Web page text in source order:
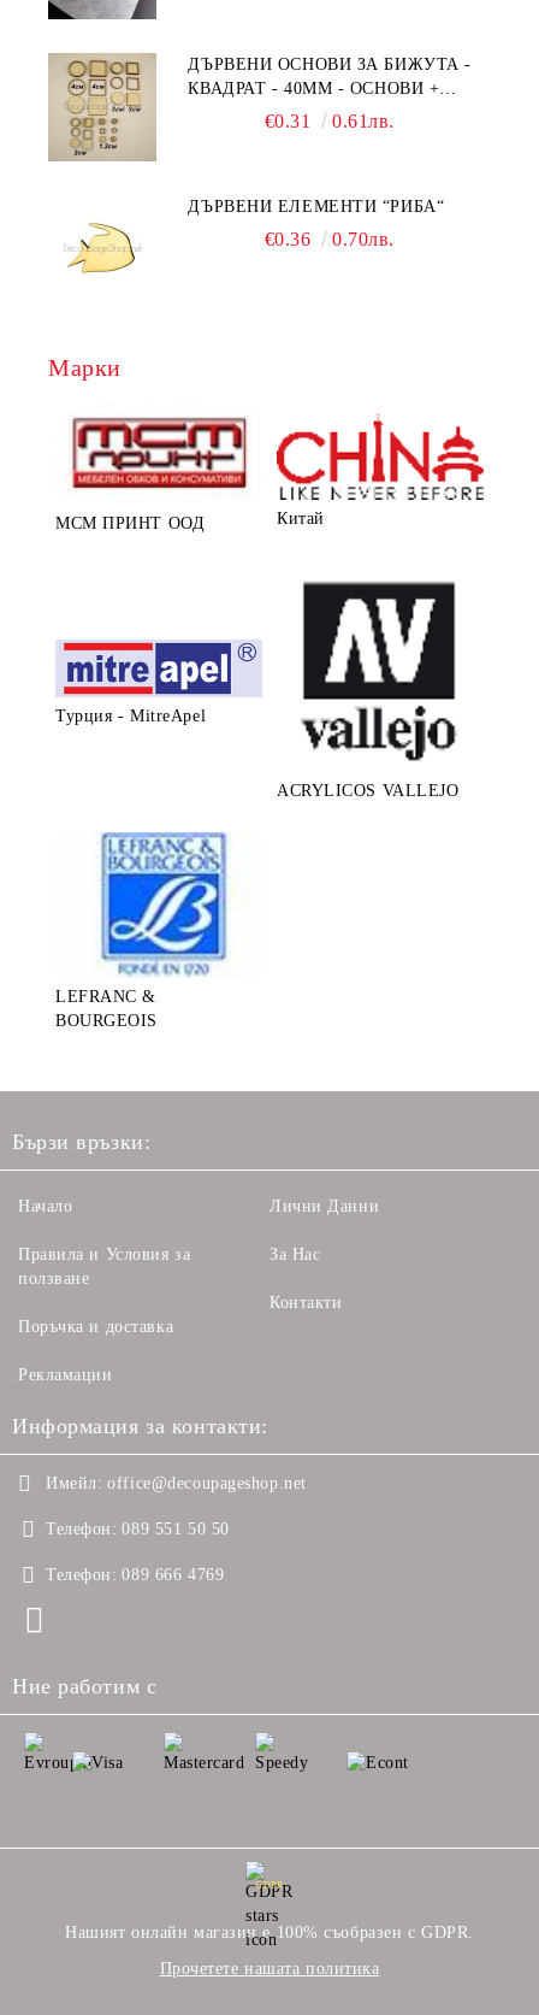
ДЪРВЕНИ ОСНОВИ ЗА БИЖУТА -
КВАДРАТ - 40ММ - ОСНОВИ +
€0.31 0.61лв.
ДЪРВЕНИ ЕЛЕМЕНТИ “РИБА“
€0.36 0.70лв.
Марки
МСМ ПРИНТ ООД Китай
Турция - MitreApel
ACRYLICOS VALLEJO
LEFRANC &
BOURGEOIS
Бързи връзки:
Начало
Правила и Условия за
ползване
Поръчка и доставка
Рекламации
Лични Данни
За Нас
Контакти
Информация за контакти:
Имейл: office@decoupageshop.net
Телефон: 089 551 50 50
Телефон: 089 666 4769
Ние работим с
GDPR
Нашият онлайн магазин е 100% съобразен с GDPR.
Прочетете нашата политика